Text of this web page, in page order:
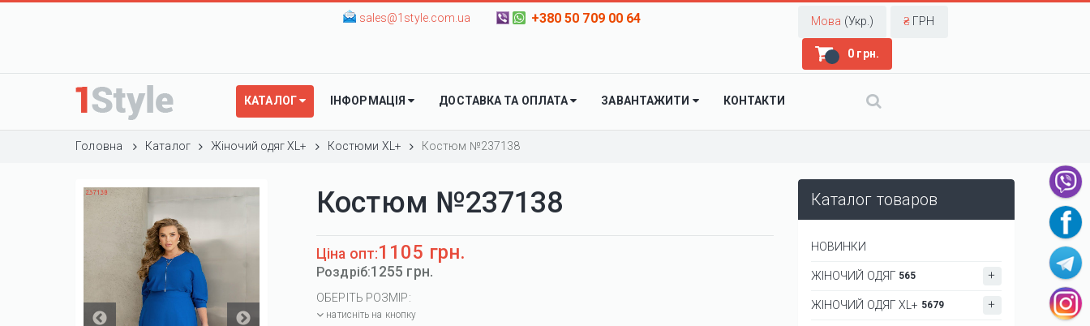
sales@1style.com.ua +380 50 709 00 64 Мова (Укр.) ₴ ГРН
0 грн.
КАТАЛОГ ІНФОРМАЦІЯ ДОСТАВКА ТА ОПЛАТА ЗАВАНТАЖИТИ КОНТАКТИ
Головна Каталог Жіночий одяг XL+ Костюми XL+ Костюм №237138
Костюм №237138
Ціна опт:1105 грн.
Роздріб:1255 грн.
ОБЕРІТЬ РОЗМІР:
натисніть на кнопку
Каталог товаров
НОВИНКИ
ЖІНОЧИЙ ОДЯГ 565
ЖІНОЧИЙ ОДЯГ XL+ 5679